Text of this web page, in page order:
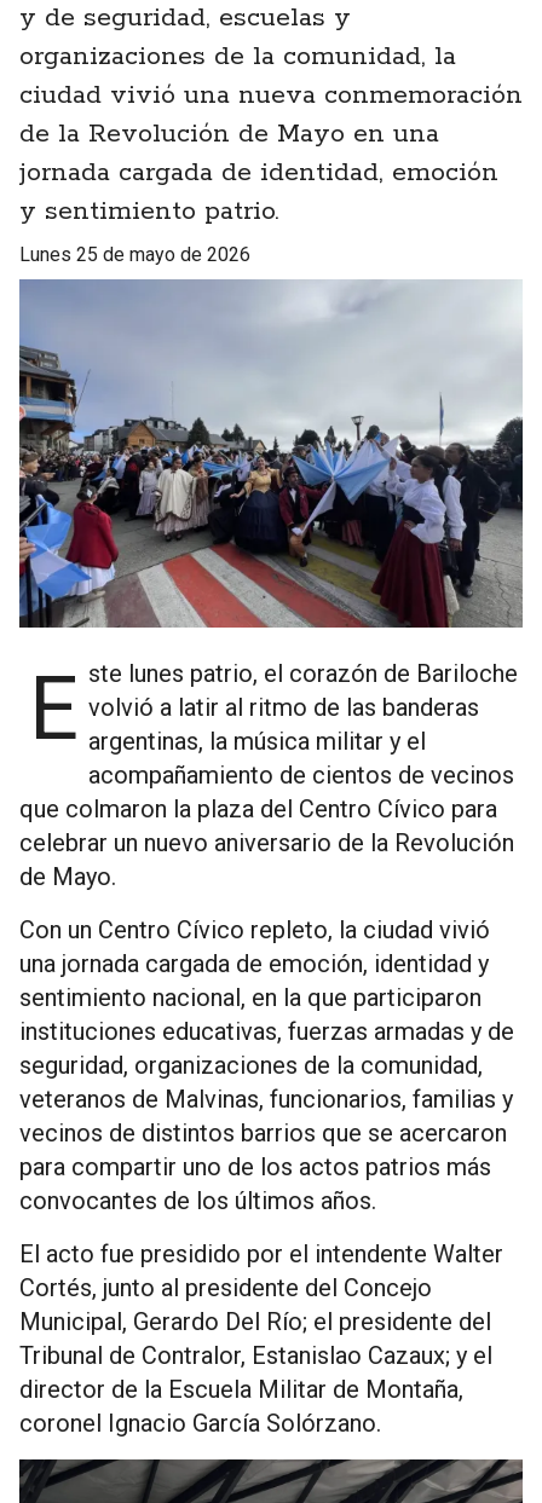
y de seguridad, escuelas y
organizaciones de la comunidad, la
ciudad vivió una nueva conmemoración
de la Revolución de Mayo en una
jornada cargada de identidad, emoción
y sentimiento patrio.
lunes 25 de mayo de 2026
Este lunes patrio, el corazón de Bariloche volvió a latir al ritmo de las banderas
argentinas, la música militar y el
acompañamiento de cientos de vecinos
que colmaron la plaza del Centro Cívico para
celebrar un nuevo aniversario de la Revolución
de Mayo.
Con un Centro Cívico repleto, la ciudad vivió
una jornada cargada de emoción, identidad y
sentimiento nacional, en la que participaron
instituciones educativas, fuerzas armadas y de
seguridad, organizaciones de la comunidad,
veteranos de Malvinas, funcionarios, familias y
vecinos de distintos barrios que se acercaron
para compartir uno de los actos patrios más
convocantes de los últimos años.
El acto fue presidido por el intendente Walter
Cortés, junto al presidente del Concejo
Municipal, Gerardo Del Río; el presidente del
Tribunal de Contralor, Estanislao Cazaux; y el
director de la Escuela Militar de Montaña,
coronel Ignacio García Solórzano.